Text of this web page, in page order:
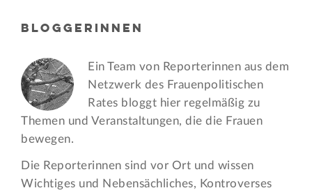
BLOGGERINNEN
Ein Team von Reporterinnen aus dem
Netzwerk des Frauen­politischen
Rates bloggt hier regelmäßig zu
Themen und Veran­staltungen, die die Frauen
bewegen.
Die Reporterinnen sind vor Ort und wissen
Wichtiges und Nebensächliches, Kontroverses